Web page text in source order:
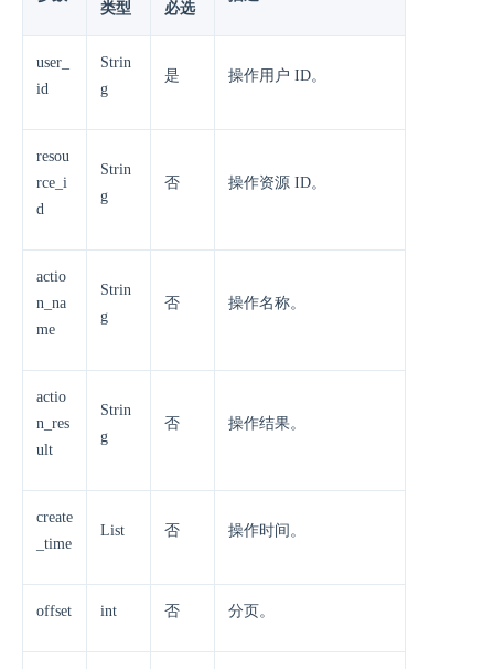
类型
必选
user_
id
Strin
g
是 操作用户 ID。
resou
rce_i
d
Strin
g
否 操作资源 ID。
actio
n_na
me
Strin
g
否 操作名称。
actio
n_res
ult
Strin
g
否 操作结果。
create
_time
List 否 操作时间。
offset int 否 分页。